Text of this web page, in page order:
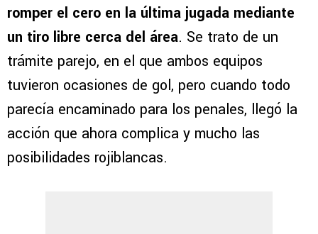
romper el cero en la última jugada mediante
un tiro libre cerca del área. Se trato de un
trámite parejo, en el que ambos equipos
tuvieron ocasiones de gol, pero cuando todo
parecía encaminado para los penales, llegó la
acción que ahora complica y mucho las
posibilidades rojiblancas.